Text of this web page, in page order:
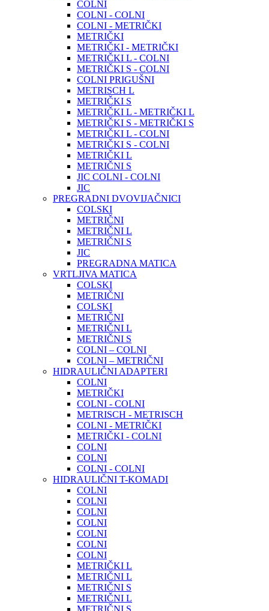
COLNI
COLNI - COLNI
COLNI - METRIČKI
METRIČKI
METRIČKI - METRIČKI
METRIČKI L - COLNI
METRIČKI S - COLNI
COLNI PRIGUŠNI
METRISCH L
METRIČKI S
METRIČKI L - METRIČKI L
METRIČKI S - METRIČKI S
METRIČKI L - COLNI
METRIČKI S - COLNI
METRIČKI L
METRIČNI S
JIC COLNI - COLNI
JIC
PREGRADNI DVOVIJAČNICI
COLSKI
METRIČNI
METRIČNI L
METRIČNI S
JIC
PREGRADNA MATICA
VRTLJIVA MATICA
COLSKI
METRIČNI
COLSKI
METRIČNI
METRIČNI L
METRIČNI S
COLNI – COLNI
COLNI – METRIČNI
HIDRAULIČNI ADAPTERI
COLNI
METRIČKI
COLNI - COLNI
METRISCH - METRISCH
COLNI - METRIČKI
METRIČKI - COLNI
COLNI
COLNI
COLNI - COLNI
HIDRAULIČNI T-KOMADI
COLNI
COLNI
COLNI
COLNI
COLNI
COLNI
COLNI
METRIČKI L
METRIČNI L
METRIČNI S
METRIČNI L
METRIČNI S